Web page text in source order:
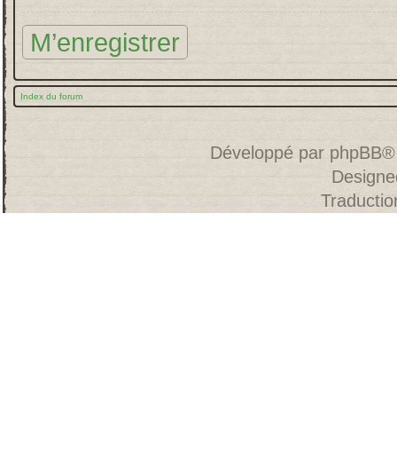
M’enregistrer
Index du forum
Développé par phpBB®